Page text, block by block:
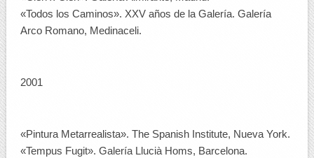
«Todos los Caminos». XXV años de la Galería. Galería
Arco Romano, Medinaceli.
2001
«Pintura Metarrealista». The Spanish Institute, Nueva York.
«Tempus Fugit». Galería Llucià Homs, Barcelona.